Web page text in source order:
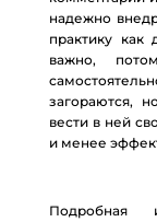
надежно
практику
важно,
загораются,
вести в ней
и менее
Подробная